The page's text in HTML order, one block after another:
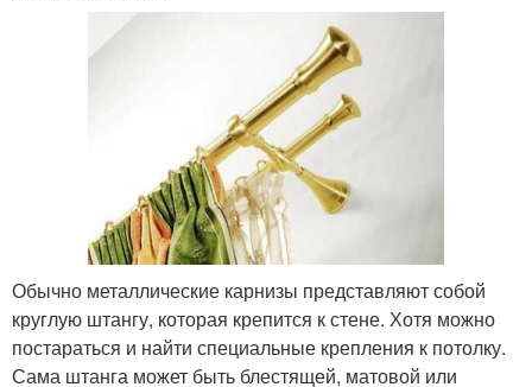
Обычно металлические карнизы представляют собой
круглую штангу, которая крепится к стене. Хотя можно
постараться и найти специальные крепления к потолку.
Сама штанга может быть блестящей, матовой или